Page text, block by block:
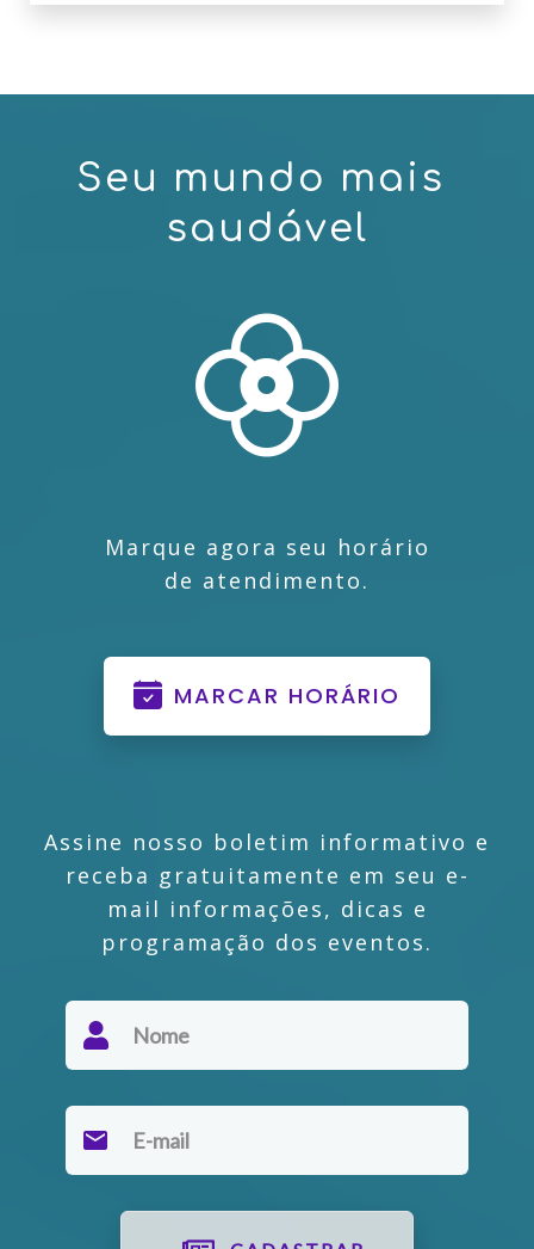
Seu m u n d o ma i s
sa u d ável
Marque agora seu horário
de atendimento.
MARCAR HORÁRIO
Assine nosso boletim informativo e
receba gratuitamente em seu e-
mail informações, dicas e
programação dos eventos.